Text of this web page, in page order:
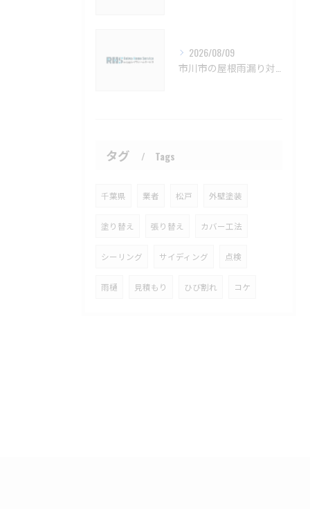
2026/08/09
タグ Tags
千葉県 業者 松戸 外壁塗装
塗り替え 張り替え カバー工法
シーリング サイディング 点検
雨樋 見積もり ひび割れ コケ